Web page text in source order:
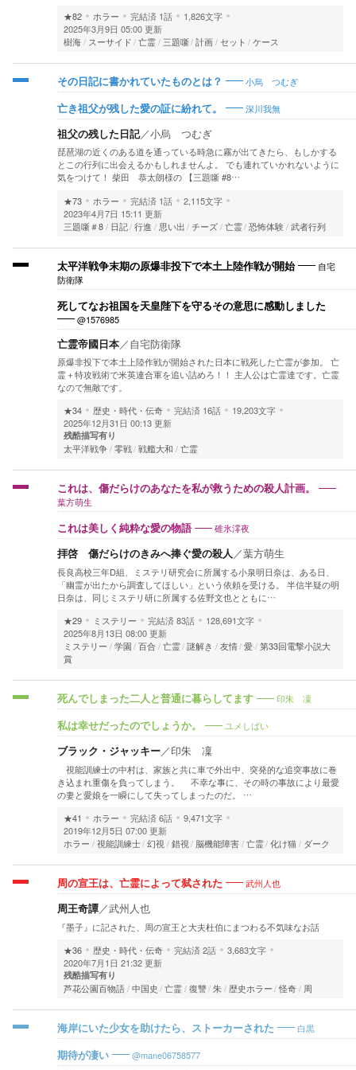
★82
ホラー 完結済 1話
1,826文字
2025年3月9日 05:00 更新
樹海
スーサイド 亡霊 三題噺 計画 セット ケース
その日記に書かれていたものとは？ 小烏 つむぎ
亡き祖父が残した愛の証に紛れて。 深川我無
祖父の残した日記／小烏 つむぎ
琵琶湖の近くのある道を通っている時急に霧が出てきたら、もしかする
とこの行列に出会えるかもしれませんよ。 でも連れていかれないように
気をつけて！ 柴田 恭太朗様の 【三題噺 #8…
★73
ホラー 完結済 1話
2,115文字
2023年4月7日 15:11 更新
三題噺＃8
日記 行進 思い出 チーズ 亡霊 恐怖体験 武者行列
太平洋戦争末期の原爆非投下で本土上陸作戦が開始
自宅
防衛隊
死してなお祖国を天皇陛下を守るその意思に感動しました
@1576985
亡霊帝國日本／自宅防衛隊
原爆非投下で本土上陸作戦が開始された日本に戦死した亡霊が参加。 亡
霊＋特攻戦術で米英連合軍を追い詰めろ！！ 主人公は亡霊達です。亡霊
なので無敵です。
★34
歴史・時代・伝奇 完結済 16話
19,203文字
2025年12月31日 00:13 更新
残酷描写有り
太平洋戦争 零戦 戦艦大和 亡霊
これは、傷だらけのあなたを私が救うための殺人計画。
葉方萌生
これは美しく純粋な愛の物語 碓氷澪夜
拝啓 傷だらけのきみへ捧ぐ愛の殺人／葉方萌生
長良高校三年D組、ミステリ研究会に所属する小泉明日奈は、ある日、
「幽霊が出たから調査してほしい」という依頼を受ける。 半信半疑の明
日奈は、同じミステリ研に所属する佐野文也とともに…
★29
ミステリー 完結済83話
128,691文字
2025年8月13日 08:00 更新
ミステリー
学園 百合 亡霊 謎解き 友情 愛 第33回電撃小説大
賞
死んでしまった二人と普通に暮らしてます 印朱 凜
私は幸せだったのでしょうか。 ユメしばい
ブラック・ジャッキー／印朱 凜
視能訓練士の中村は、家族と共に車で外出中、突発的な追突事故に巻
き込まれ重傷を負ってしまう。 不幸な事に、その時の事故により最愛
の妻と愛娘を一瞬にして失ってしまったのだ。 …
★41
ホラー 完結済6話
9,471文字
2019年12月5日 07:00 更新
ホラー
視能訓練士 幻視 錯視 脳機能障害 亡霊 化け猫 ダーク
周の宣王は、亡霊によって弑された 武州人也
周王奇譚／武州人也
『墨子』に記された、周の宣王と大夫杜伯にまつわる不気味なお話
★36
歴史・時代・伝奇 完結済2話
3,683文字
2020年7月1日 21:32 更新
残酷描写有り
芦花公園百物語 中国史 亡霊 復讐 朱 歴史ホラー 怪奇 周
海岸にいた少女を助けたら、ストーカーされた 白黒
期待が凄い @mane06758577